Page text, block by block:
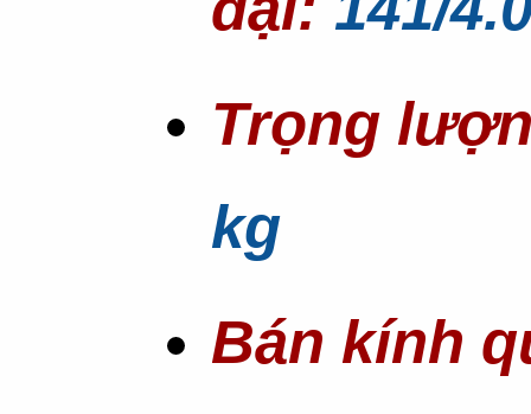
Trọng
kg
Bán kính